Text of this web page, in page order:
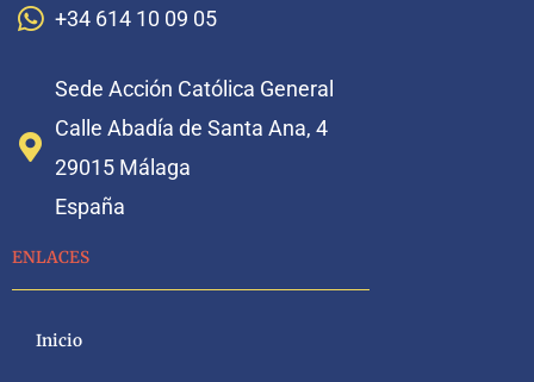
+34 614 10 09 05
Sede Acción Católica General
Calle Abadía de Santa Ana, 4
29015 Málaga
España
ENLACES
Inicio